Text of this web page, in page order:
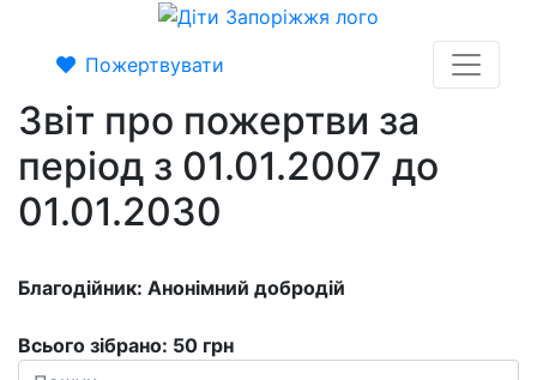
Пожертвувати
Звіт про пожертви за
період з 01.01.2007 до
01.01.2030
Благодійник: Анонімний добродій
Всього зібрано: 50 грн